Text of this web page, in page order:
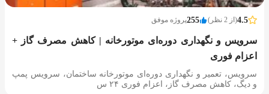
4.5(از 2 نظر) 255پروژه موفق
سرویس و نگهداری دوره‌ای موتورخانه | کاهش مصرف گاز +
اعزام فوری
سرویس، تعمیر و نگهداری دوره‌ای موتورخانه ساختمان، سرویس پمپ
و دیگ، کاهش مصرف گاز، اعزام فوری ۲۴ س